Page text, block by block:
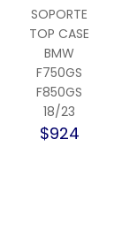
SOPORTE
TOP CASE
BMW
F750GS
F850GS
18/23
$924